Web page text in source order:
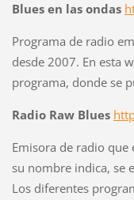
Blues en las ondas
Programa de radio
desde 2007. En esta
programa, donde se
Radio Raw Blues
Emisora de radio que
su nombre indica, se
Los diferentes